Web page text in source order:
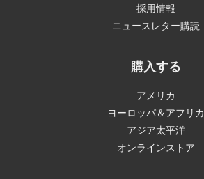
採用情報
ニュースレター購読
購入する
アメリカ
ヨーロッパ＆アフリカ
アジア太平洋
オンラインストア